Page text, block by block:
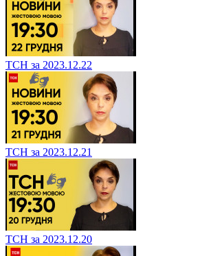
ТСН за 2023.12.22
ТСН за 2023.12.21
ТСН за 2023.12.20